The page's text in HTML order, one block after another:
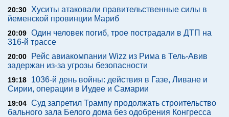
20:30
Хуситы атаковали правительственные силы в
йеменской провинции Мариб
20:09 Один человек погиб, трое пострадали в ДТП на
316-й трассе
20:00
Рейс авиакомпании Wizz из Рима в Тель-Авив
задержан из-за угрозы безопасности
19:18
1036-й день войны: действия в Газе, Ливане и
Сирии, операции в Иудее и Самарии
19:04 Суд запретил Трампу продолжать строительство
бального зала Белого дома без одобрения Конгресса